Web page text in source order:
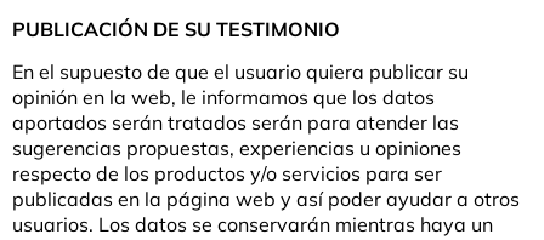
PUBLICACIÓN DE SU TESTIMONIO
En el supuesto de que el usuario quiera publicar su
opinión en la web, le informamos que los datos
aportados serán tratados serán para atender las
sugerencias propuestas, experiencias u opiniones
respecto de los productos y/o servicios para ser
publicadas en la página web y así poder ayudar a otros
usuarios. Los datos se conservarán mientras haya un